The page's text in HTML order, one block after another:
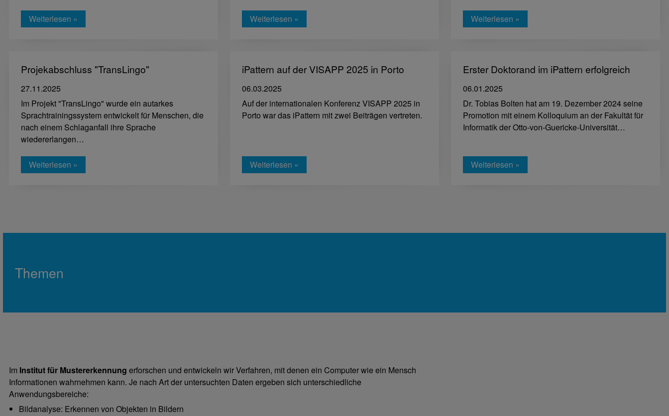
Weiterlesen » Weiterlesen » Weiterlesen »
Projekabschluss "TransLingo"
27.11.2025
Im Projekt "TransLingo" wurde ein autarkes
Sprachtrainingssystem entwickelt für Menschen, die
nach einem Schlaganfall ihre Sprache
wiedererlangen…
Weiterlesen »
iPattern auf der VISAPP 2025 in Porto
06.03.2025
Auf der internationalen Konferenz VISAPP 2025 in
Porto war das iPattern mit zwei Beiträgen vertreten.
Weiterlesen »
Erster Doktorand im iPattern erfolgreich
06.01.2025
Dr. Tobias Bolten hat am 19. Dezember 2024 seine
Promotion mit einem Kolloquium an der Fakultät für
Informatik der Otto-von-Guericke-Universität…
Weiterlesen »
Themen
Im Institut für Mustererkennung erforschen und entwickeln wir Verfahren, mit denen ein Computer wie ein Mensch
Informationen wahrnehmen kann. Je nach Art der untersuchten Daten ergeben sich unterschiedliche
Anwendungsbereiche:
Bildanalyse: Erkennen von Objekten in Bildern